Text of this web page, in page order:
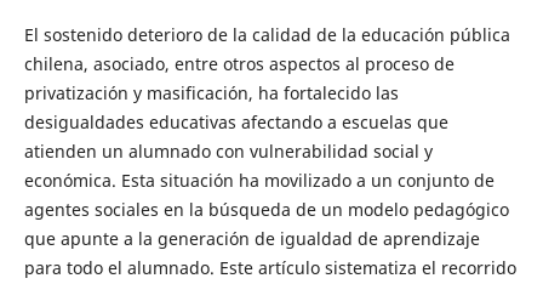
El sostenido deterioro de la calidad de la educación pública
chilena, asociado, entre otros aspectos al proceso de
privatización y masificación, ha fortalecido las
desigualdades educativas afectando a escuelas que
atienden un alumnado con vulnerabilidad social y
económica. Esta situación ha movilizado a un conjunto de
agentes sociales en la búsqueda de un modelo pedagógico
que apunte a la generación de igualdad de aprendizaje
para todo el alumnado. Este artículo sistematiza el recorrido